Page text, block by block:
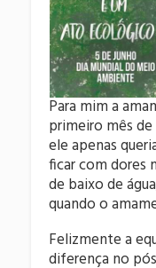
Para mim a
primeiro mês
ele apenas
ficar com dores
de baixo de
quando o
Felizmente a
diferença no